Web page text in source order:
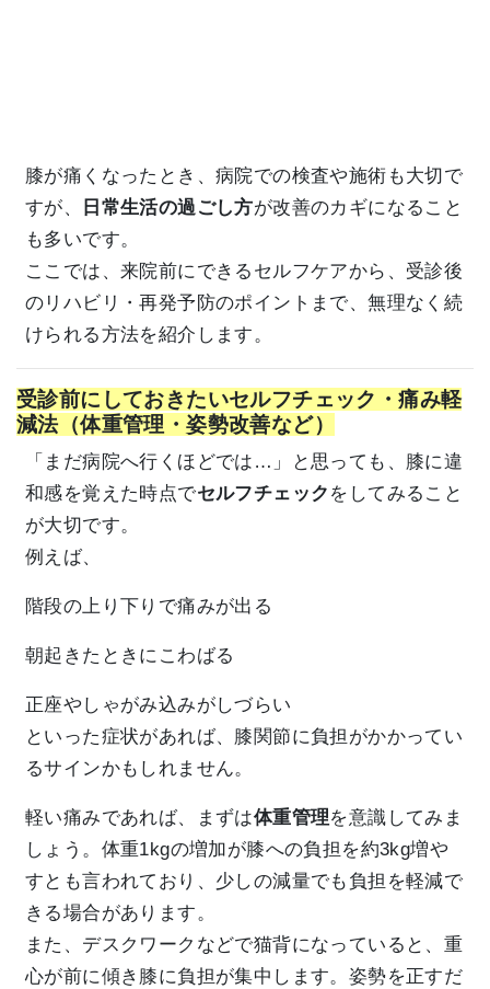
膝が痛くなったとき、病院での検査や施術も大切で
すが、
日常生活の過ごし方が改善のカギになること
も多いです。
ここでは、来院前にできるセルフケアから、受診後
のリハビリ・再発予防のポイントまで、無理なく続
けられる方法を紹介します。
受診前にしておきたいセルフチェック・痛み軽
減法（体重管理・姿勢改善など）
「まだ病院へ行くほどでは…」と思っても、膝に違
和感を覚えた時点でセルフチェック をしてみること
が大切です。
例えば、
階段の上り下りで痛みが出る
朝起きたときにこわばる
正座やしゃがみ込みがしづらい
といった症状があれば、膝関節に負担がかかってい
るサインかもしれません。
軽い痛みであれば、まずは体重管理を意識してみま
しょう。体重1kgの増加が膝への負担を約3kg増や
すとも言われており、少しの減量でも負担を軽減で
きる場合があります。
また、デスクワークなどで猫背になっていると、重
心が前に傾き膝に負担が集中します。姿勢を正すだ